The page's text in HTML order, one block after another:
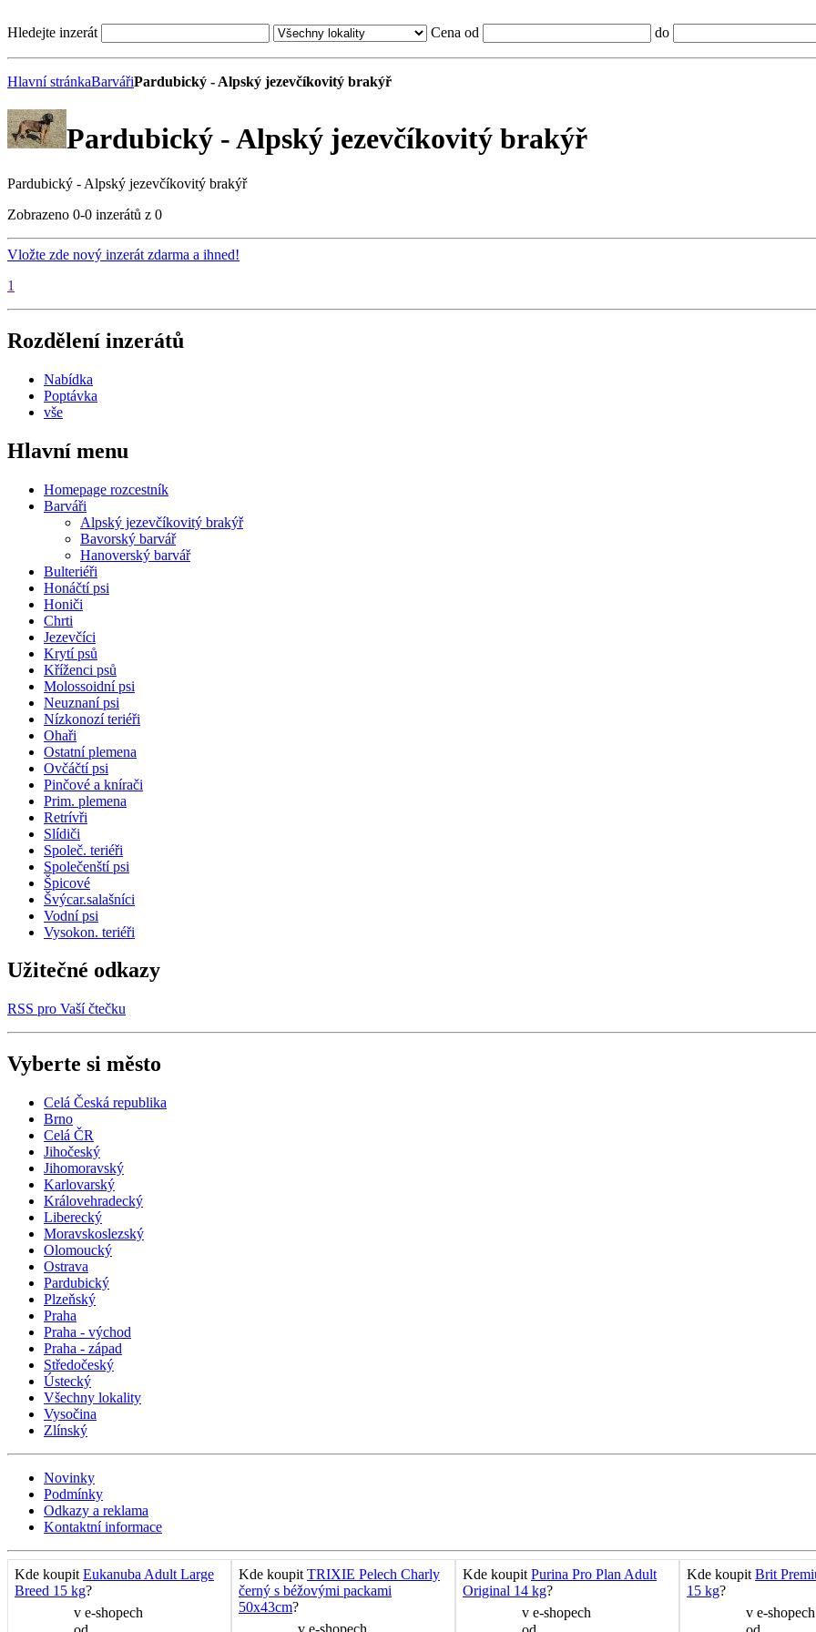
Hledejte inzerát Cena od do
Hlavní stránkaBarvářiPardubický - Alpský jezevčíkovitý brakýř
Pardubický - Alpský jezevčíkovitý brakýř
Pardubický - Alpský jezevčíkovitý brakýř
Zobrazeno 0-0 inzerátů z 0
Vložte zde nový inzerát zdarma a ihned!
1
Rozdělení inzerátů
Nabídka
Poptávka
vše
Hlavní menu
Homepage rozcestník
Barváři
Alpský jezevčíkovitý brakýř
Bavorský barvář
Hanoverský barvář
Bulteriéři
Honáčtí psi
Honiči
Chrti
Jezevčíci
Krytí psů
Kříženci psů
Molossoidní psi
Neuznaní psi
Nízkonozí teriéři
Ohaři
Ostatní plemena
Ovčáčtí psi
Pinčové a knírači
Prim. plemena
Retrívři
Slídiči
Společ. teriéři
Společenští psi
Špicové
Švýcar.salašníci
Vodní psi
Vysokon. teriéři
Užitečné odkazy
RSS pro Vaší čtečku
Vyberte si město
Celá Česká republika
Brno
Celá ČR
Jihočeský
Jihomoravský
Karlovarský
Královehradecký
Liberecký
Moravskoslezský
Olomoucký
Ostrava
Pardubický
Plzeňský
Praha
Praha - východ
Praha - západ
Středočeský
Ústecký
Všechny lokality
Vysočina
Zlínský
Novinky
Podmínky
Odkazy a reklama
Kontaktní informace
Kde koupit Eukanuba Adult Large
Breed 15 kg?
v e-shopech
Kde koupit TRIXIE Pelech Charly
černý s béžovými packami
50x43cm?
Kde koupit Purina Pro Plan Adult
Original 14 kg?
v e-shopech
Kde koupit Brit
15 kg?
v e-shopech